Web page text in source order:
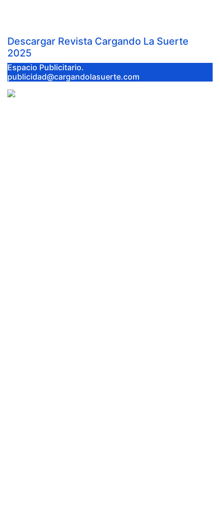
Descargar Revista Cargando La Suerte
2025
Espacio Publicitario.
publicidad@cargandolasuerte.com